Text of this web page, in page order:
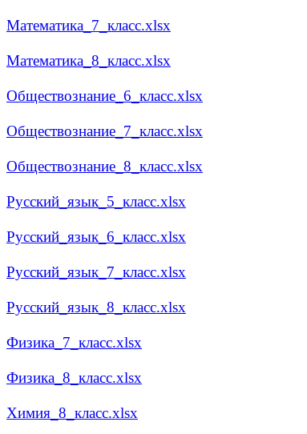
Математика_7_класс.xlsx
Математика_8_класс.xlsx
Обществознание_6_класс.xlsx
Обществознание_7_класс.xlsx
Обществознание_8_класс.xlsx
Русский_язык_5_класс.xlsx
Русский_язык_6_класс.xlsx
Русский_язык_7_класс.xlsx
Русский_язык_8_класс.xlsx
Физика_7_класс.xlsx
Физика_8_класс.xlsx
Химия_8_класс.xlsx